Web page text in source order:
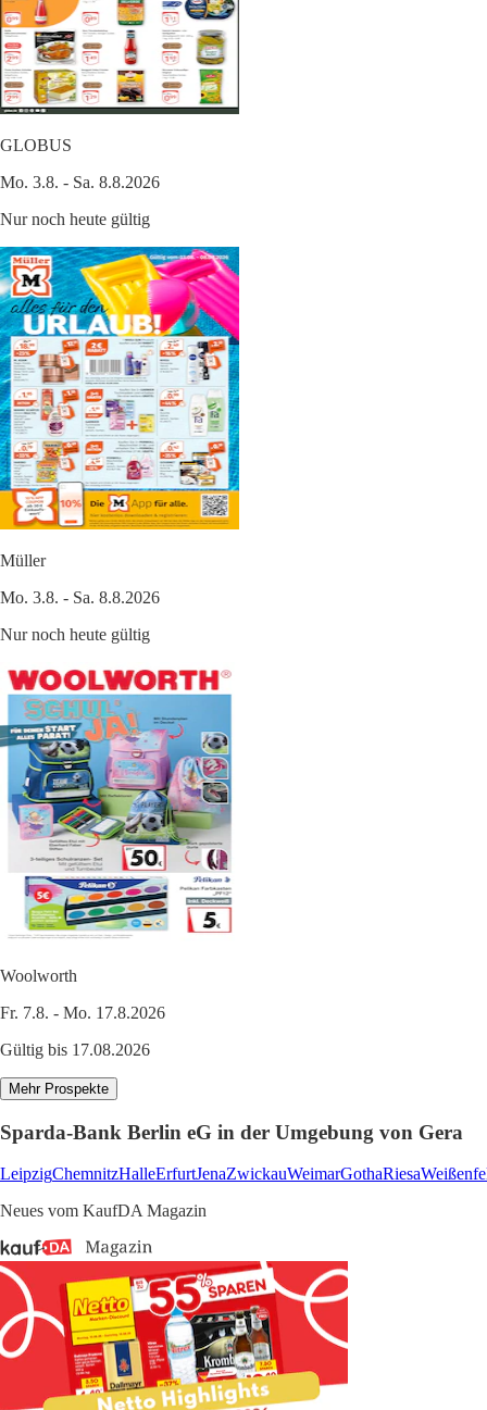
GLOBUS
Mo. 3.8. - Sa. 8.8.2026
Nur noch heute gültig
Müller
Mo. 3.8. - Sa. 8.8.2026
Nur noch heute gültig
Woolworth
Fr. 7.8. - Mo. 17.8.2026
Gültig bis 17.08.2026
Mehr Prospekte
Sparda-Bank Berlin eG in der Umgebung von Gera
LeipzigChemnitzHalleErfurtJenaZwickauWeimarGothaRiesa
Neues vom KaufDA Magazin